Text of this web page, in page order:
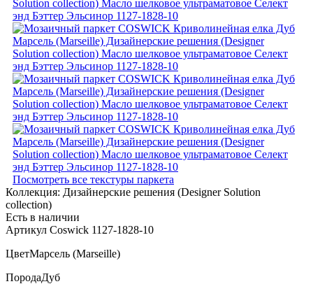
Посмотреть все текстуры паркета
Коллекция: Дизайнерские решения (Designer Solution
collection)
Есть в наличии
Артикул Coswick 1127-1828-10
ЦветМарсель (Marseille)
ПородаДуб